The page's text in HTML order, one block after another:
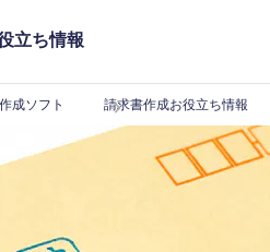
立ち情報
成ソフト 請求書作成お役立ち情報